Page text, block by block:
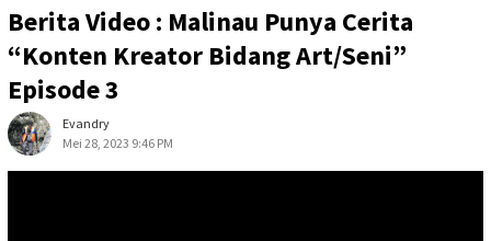
Berita Video : Malinau Punya Cerita
“Konten Kreator Bidang Art/Seni”
Episode 3
Evandry
Mei 28, 2023 9:46 PM